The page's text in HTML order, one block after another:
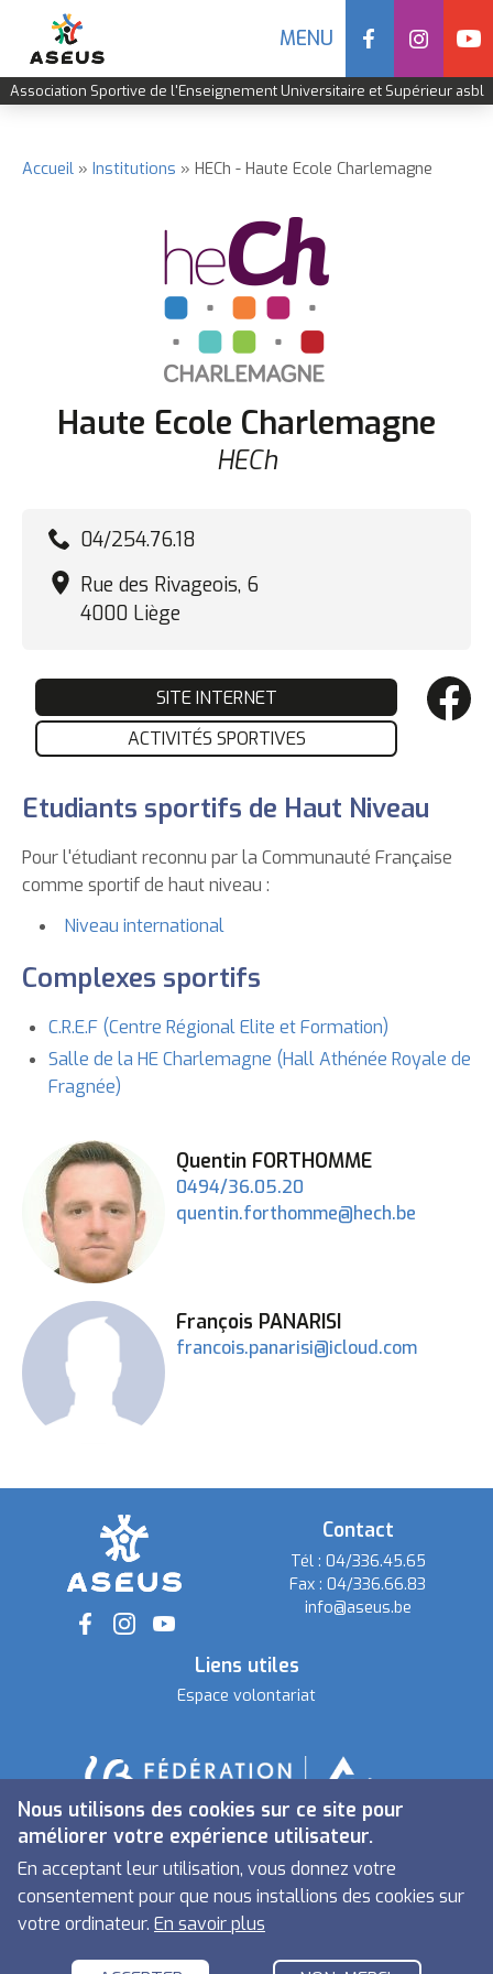
contenu
Navigation
mobile
MENU Social
Association Sportive de l'Enseignement Universitaire et Supérieur asbl
Fil
Accueil Institutions HECh - Haute Ecole Charlemagne
Haute Ecole Charlemagne
HECh
04/254.76.18
Rue des Rivageois, 6
4000 Liège
SITE INTERNET
ACTIVITÉS SPORTIVES
Etudiants sportifs de Haut Niveau
Pour l'étudiant reconnu par la Communauté Française
comme sportif de haut niveau :
Niveau international
Complexes sportifs
C.R.E.F (Centre Régional Elite et Formation)
Salle de la HE Charlemagne (Hall Athénée Royale de
Fragnée)
Prénom
Quentin NOM
FORTHOMME
0494/36.05.20
Adresse
quentin.forthomme@hech.be
Prénom
François NOM
PANARISI
Adresse
francois.panarisi@icloud.com
Social
Contact
Tél : 04/336.45.65
Fax :04/336.66.83
info@aseus.be
Liens utiles
Espace volontariat
Nous utilisons des cookies sur ce site pour
améliorer votre expérience utilisateur.
En acceptant leur utilisation, vous donnez votre
consentement pour que nous installions des cookies sur
votre ordinateur. En savoir plus